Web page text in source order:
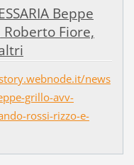
Beppe
Fiore,
news
grillo-avv-
rossi-rizzo-e-